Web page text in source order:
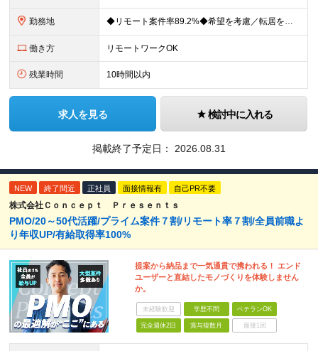
勤務地 ◆リモート案件率89.2%◆希望を考慮／転居を伴う転勤なし 一都三県のクライアント先＋在宅勤務（案件により異なります） 【本社】東京都千代田区内幸町2-2-3 日比谷国際ビル3F (変更の範囲)上
働き方 リモートワークOK
残業時間 10時間以内
求人を見る 検討中に入れる
掲載終了予定日： 2026.08.31
NEW 終了間近 正社員 面接情報有 自己PR不要
株式会社Ｃｏｎｃｅｐｔ Ｐｒｅｓｅｎｔｓ
PMO/20～50代活躍/プライム案件７割/リモート率７割/全員前職よ
り年収UP/有給取得率100%
提案から納品まで一気通貫で携われる！ エンド
ユーザーと直結したモノづくりを体験しません
か。
未経験歓迎 学歴不問 ベテランOK
完全週休2日 賞与複数月 面接1回